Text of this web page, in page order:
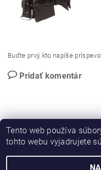
Buďte prvý, kto napíše
Pridať komentár
Tento web používa
tohto webu vyjadrujete